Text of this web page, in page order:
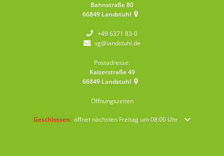
Bahnstraße 80
66849 Landstuhl
+49 6371 83-0
vg@landstuhl.de
Postadresse:
Kaiserstraße 49
66849 Landstuhl
Öffnungszeiten
Klicken, um weitere Öffnungs- oder Schließzeiten auszublenden
Geschlossen: öffnet nächsten Freitag um 08:00 Uhr